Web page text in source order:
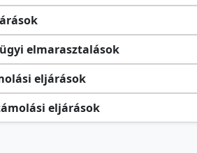
elmarasztalások
eljárások
eljárások